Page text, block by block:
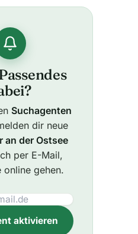
Suchagenten
dir neue
an der Ostsee
per E-Mail,
online gehen.
aktivieren